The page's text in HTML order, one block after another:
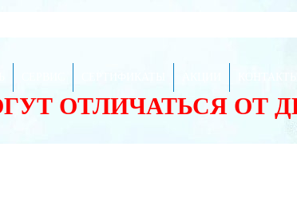
ОТЛИЧАТЬСЯ ОТ